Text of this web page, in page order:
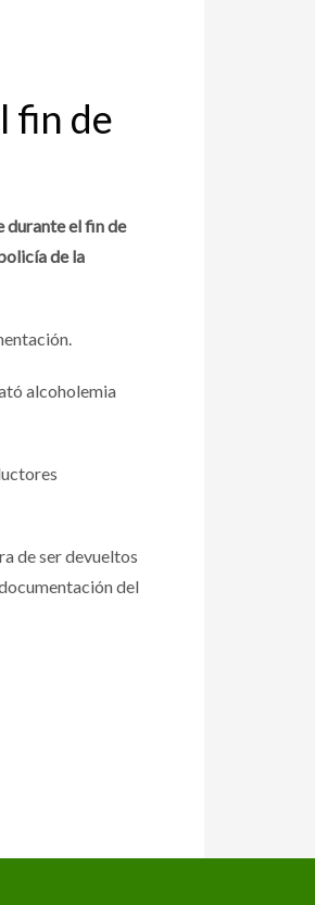
fin de
durante el fin de
de la
alcoholemia
de ser devueltos
del